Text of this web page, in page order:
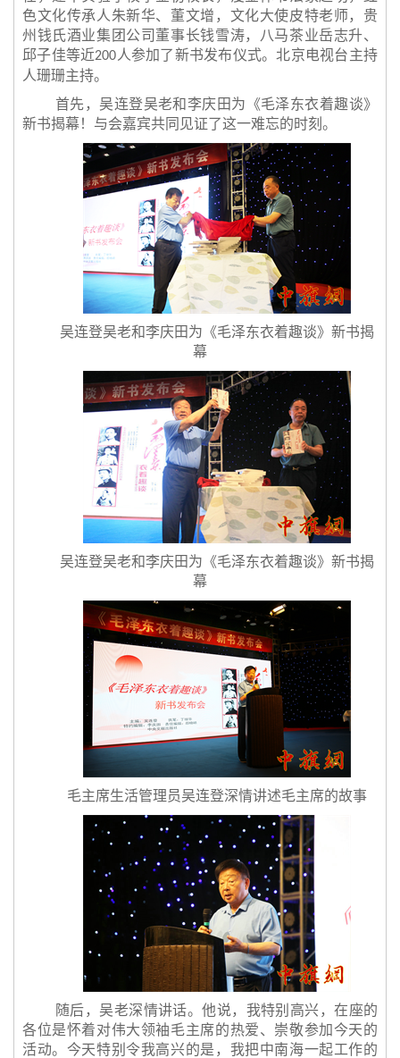
色文化传承人朱新华、董文增，文化大使皮特老师，贵
州钱氏酒业集团公司董事长钱雪涛，八马茶业岳志升、
邱子佳等近200人参加了新书发布仪式。北京电视台主持
人珊珊主持。
首先，吴连登吴老和李庆田为《毛泽东衣着趣谈》
新书揭幕！与会嘉宾共同见证了这一难忘的时刻。
吴连登吴老和李庆田为《毛泽东衣着趣谈》新书揭
幕
吴连登吴老和李庆田为《毛泽东衣着趣谈》新书揭
幕
毛主席生活管理员吴连登深情讲述毛主席的故事
随后，吴老深情讲话。他说，我特别高兴，在座的
各位是怀着对伟大领袖毛主席的热爱、崇敬参加今天的
活动。今天特别令我高兴的是，我把中南海一起工作的